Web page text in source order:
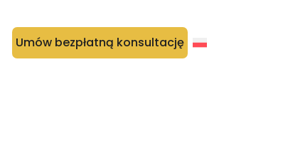
Umów bezpłatną konsultację